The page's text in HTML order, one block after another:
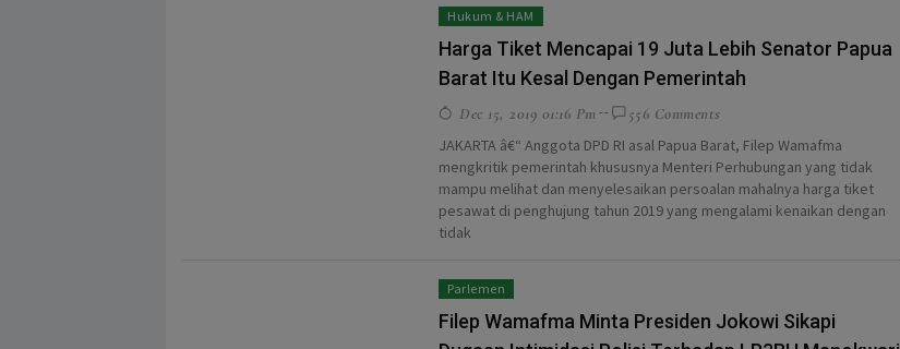
Hukum & HAM
Harga Tiket Mencapai 19 Juta Lebih Senator Papua
Barat Itu Kesal Dengan Pemerintah
Dec 15, 2019 01:16 Pm
556 Comments
JAKARTA â€“ Anggota DPD RI asal Papua Barat, Filep Wamafma
mengkritik pemerintah khususnya Menteri Perhubungan yang tidak
mampu melihat dan menyelesaikan persoalan mahalnya harga tiket
pesawat di penghujung tahun 2019 yang mengalami kenaikan dengan
tidak
Parlemen
Filep Wamafma Minta Presiden Jokowi Sikapi